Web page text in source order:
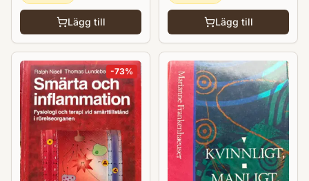
Lägg till Lägg till
-73%